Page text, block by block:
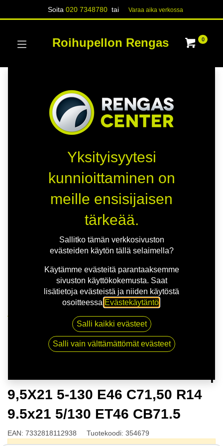
Soita020 7348780 tai Varaa aika verk​​​​ossa
Roihupellon Rengas 0
NITRO MOMENTUM FF G.BLK | 9,5X21 5-130 E46
C71,50 R14 9.5x21 5/130 ET46 CB71.5
9,5X21 5-130 E46 C71,50 R14
9.5x21 5/130 ET46 CB71.5
EAN: 7332818112938 Tuotekoodi: 354679
Yksityisyytesi
kunnioittaminen on
meille ensisijaisen
tärkeää.
Sallitko tämän verkkosivuston
evästeiden käytön tällä selaimella?
Käytämme evästeitä parantaaksemme
sivuston käyttökokemusta. Saat
lisätietoja evästeistä ja niiden käytöstä
osoitteessa Evästekäytäntö
Salli kaikki evästeet
Salli vain välttämättömät evästeet